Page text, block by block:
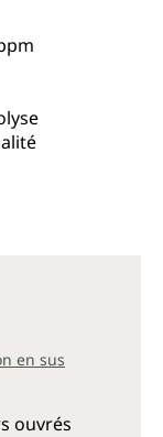
en sus
ouvrés